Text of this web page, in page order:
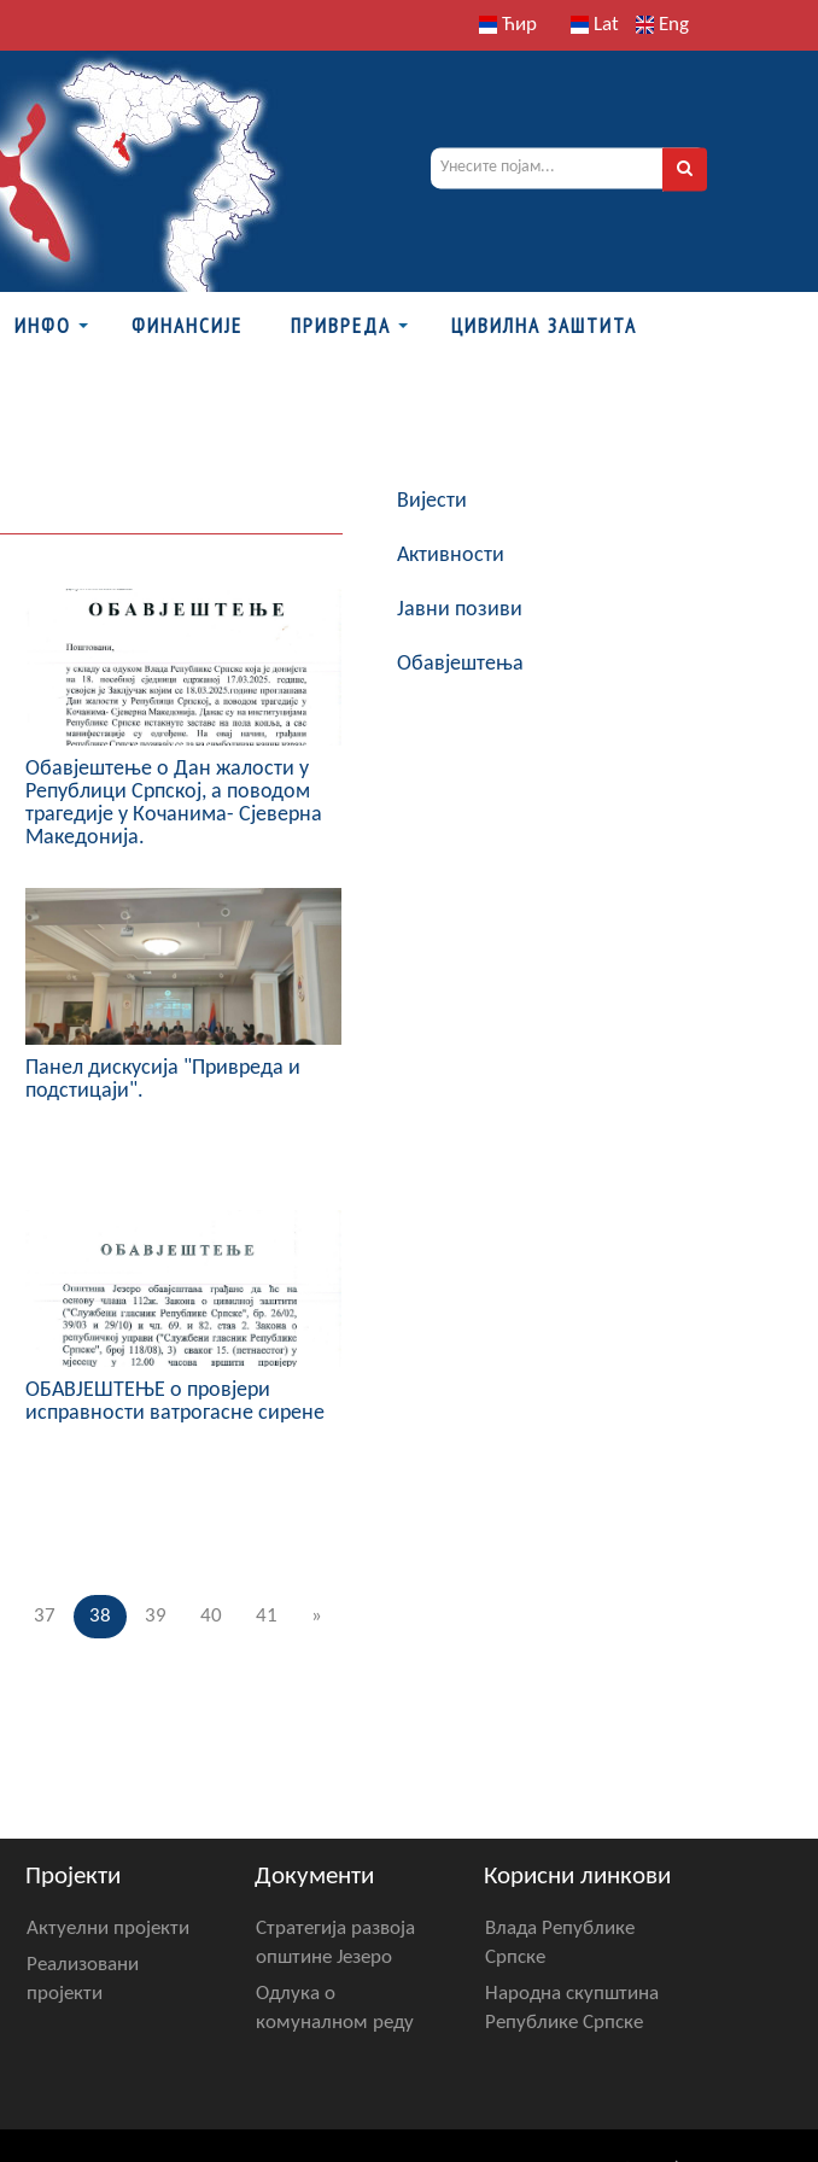
Ћир Lat Eng
ИНФО ФИНАНСИЈЕ ПРИВРЕДА ЦИВИЛНА ЗАШТИТА
Oбавјештење о Дан жалости у
Републици Српској, а поводом
трагедије у Кочанима- Сјеверна
Македонија.
Панел дискусијa "Привреда и
подстицаји".
ОБАВЈЕШТЕЊЕ о провјери
исправности ватрогасне сирене
37 38 39 40 41 »
Вијести
Активности
Јавни позиви
Обавјештења
Пројекти
Актуелни пројекти
Реализовани
пројекти
Документи
Стратегија развоја
општине Језеро
Одлука о
комуналном реду
Корисни линкови
Влада Републике
Српске
Народна скупштина
Републике Српске